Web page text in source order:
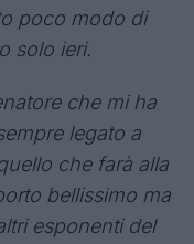
poco modo di
solo ieri.
che mi ha
legato a
che farà alla
bellissimo ma
esponenti del